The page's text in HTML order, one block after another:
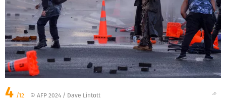
4 /12 © AFP 2024 / Dave Lintott